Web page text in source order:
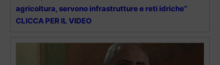
agricoltura, servono infrastrutture e reti idriche”
CLICCA PER IL VIDEO